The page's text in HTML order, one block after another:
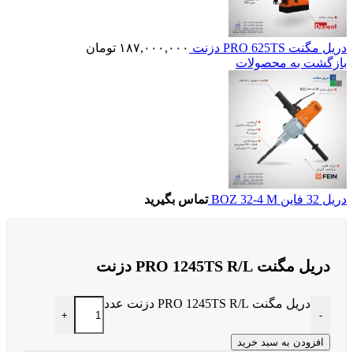
دریل مگنت PRO 625TS دزنت ۱۸۷,۰۰۰,۰۰۰ تومان
بازگشت به محصولات
دریل 32 فاین BOZ 32-4 M تماس بگیرید
دریل مگنت PRO 1245TS R/L دزنت
-
دریل مگنت PRO 1245TS R/L دزنت عدد
+
افزودن به سبد خرید